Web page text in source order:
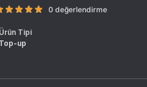
0 değerlendirme
Ürün Tipi
Top-up